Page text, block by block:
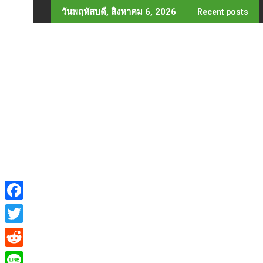
to
วันพฤหัสบดี, สิงหาคม 6, 2026 Recent posts
F
a
c
T
w
R